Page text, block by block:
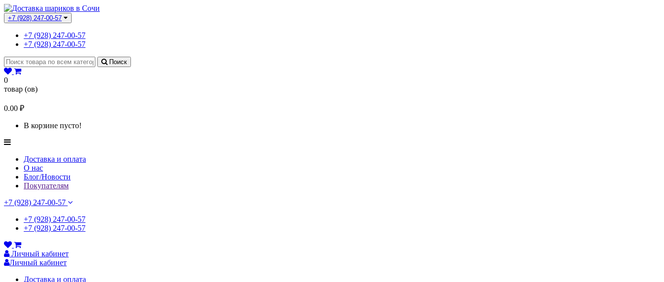
+7 (928) 247-00-57
+7 (928) 247-00-57
+7 (928) 247-00-57
Поиск
0
товар (ов)
0.00 ₽
В корзине пусто!
Доставка и оплата
О нас
Блог/Новости
Покупателям
+7 (928) 247-00-57
+7 (928) 247-00-57
+7 (928) 247-00-57
Личный кабинет
Личный кабинет
Доставка и оплата